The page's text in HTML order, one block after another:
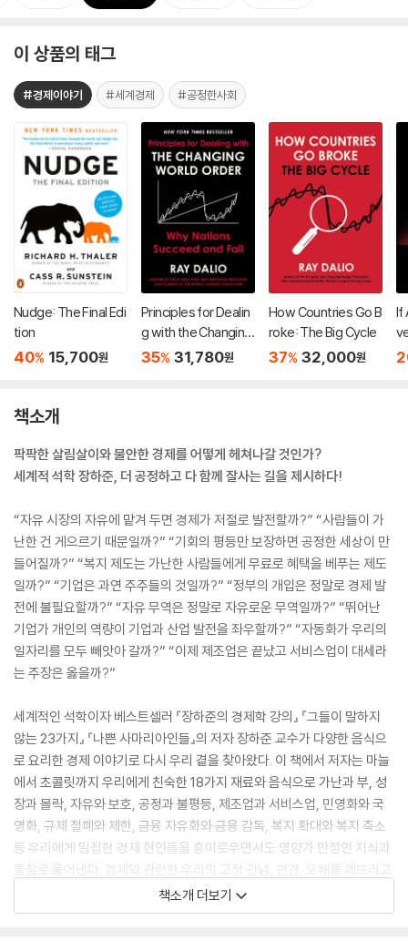
이 상품의 태그
#경제이야기 #세계경제 #공정한사회
Nudge: The Final Edi
tion
40% 15,700원
Principles for Dealin
g with the Changing
World Order
35% 31,780원
How Countries Go B
roke: The Big Cycle
37% 32,000원
If
책소개
팍팍한 살림살이와 불안한 경제를 어떻게 헤쳐나갈 것인가?
세계적 석학 장하준, 더 공정하고 다 함께 잘사는 길을 제시하다!
“자유 시장의 자유에 맡겨 두면 경제가 저절로 발전할까?” “사람들이 가
난한 건 게으르기 때문일까?” “기회의 평등만 보장하면 공정한 세상이 만
들어질까?” “복지 제도는 가난한 사람들에게 무료로 혜택을 베푸는 제도
일까?” “기업은 과연 주주들의 것일까?” “정부의 개입은 정말로 경제 발
전에 불필요할까?” “자유 무역은 정말로 자유로운 무역일까?” “뛰어난
기업가 개인의 역량이 기업과 산업 발전을 좌우할까?” “자동화가 우리의
일자리를 모두 빼앗아 갈까?” “이제 제조업은 끝났고 서비스업이 대세라
는 주장은 옳을까?”
세계적인 석학이자 베스트셀러 『장하준의 경제학 강의』 『그들이 말하지
않는 23가지』 『나쁜 사마리아인들』의 저자 장하준 교수가 다양한 음식으
로 요리한 경제 이야기로 다시 우리 곁을 찾아왔다. 이 책에서 저자는 마늘
에서 초콜릿까지 우리에게 친숙한 18가지 재료와 음식으로 가난과 부, 성
장과 몰락, 자유와 보호, 공정과 불평등, 제조업과 서비스업, 민영화와 국
영화, 규제 철폐와 제한, 금융 자유화와 금융 감독, 복지 확대와 복지 축소
등 우리에게 밀접한 경제 현안들을 흥미로우면서도 영양가 만점인 지식과
통찰로 풀어낸다. 경제와 관련한 우리의 고정 관념, 편견, 오해를 깨뜨리고
대안과 비전을 제시하는 이 책은 팍팍한 살림살이와 불안한 경제 앞에 길
을 잃은 모든 이들에게 어려움을 뚫고 성장해 나갈 힘과 희망을 전해 줄 것
책소개 더보기